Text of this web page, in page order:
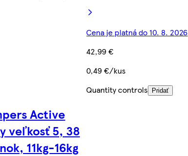
Cena je platná do 10. 8. 2026
42,99 €
0,49 €/kus
Quantity controls
Pridať
Active
veľkosť 5, 38
11kg-16kg